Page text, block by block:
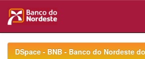
navigationDSpace - BNB - Banco do Nordeste